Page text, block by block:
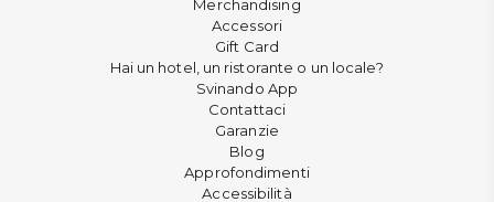
Merchandising
Accessori
Gift Card
Hai un hotel, un ristorante o un locale?
Svinando App
Contattaci
Garanzie
Blog
Approfondimenti
Accessibilità